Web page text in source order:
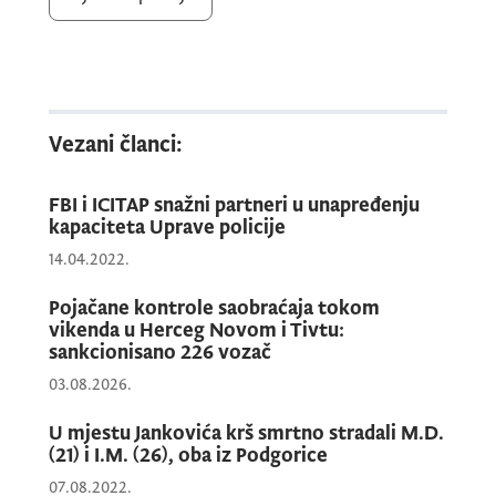
prekršaju iz člana 11 Zakona o javnom redu i
Ovo lice je, uz prekršajnu prijavu,
sprovedeno Sudu za prekršaje u Budvi –
Odjeljenju u Herceg Novom.
Policijski službenici Odjeljenja bezbjednosti
Herceg Novi izvršili su kontrolu lica bliskog
operativno interesantnom licu J.L (19) iz
Herceg Novog, koja je zatečena da upravlja
motociklom bez registarskih oznaka. Tokom
trajanja kontrole, iz pravca Herceg Novog
naišao je motocikl kojim je upravljalo
operativno interesantno lice M.M (21) iz
Vezani članci:
FBI i ICITAP snažni partneri u unapređenju
kapaciteta Uprave policije
14.04.2022.
Pojačane kontrole saobraćaja tokom
vikenda u Herceg Novom i Tivtu:
sankcionisano 226 vozač
03.08.2026.
U mjestu Jankovića krš smrtno stradali M.D.
(21) i I.M. (26), oba iz Podgorice
07.08.2022.